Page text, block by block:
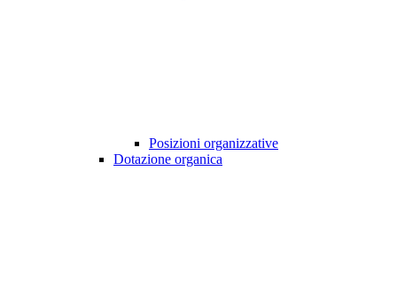
Posizioni organizzative
Dotazione organica